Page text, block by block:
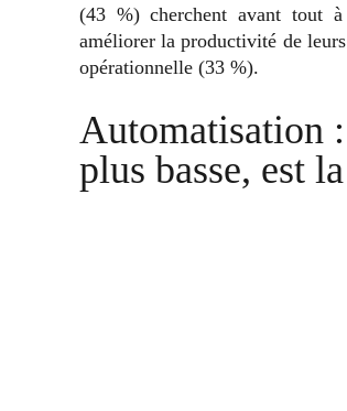
(43 %) cherchent avant tout
améliorer la productivité de
opérationnelle (33 %).
Automatisation
plus basse, est